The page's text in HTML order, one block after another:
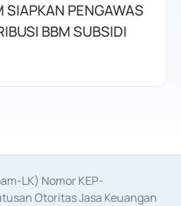
SIAPKAN PENGAWAS
BBM SUBSIDI
LK) Nomor KEP-
Otoritas Jasa Keuangan